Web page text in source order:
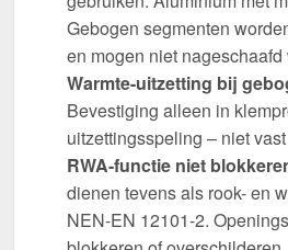
Gebogen segmenten
en mogen niet nageschaafd
Warmte-uitzetting bij
Bevestiging alleen in
uitzettingsspeling – niet
RWA-functie niet
dienen tevens als rook- en
NEN-EN 12101-2.